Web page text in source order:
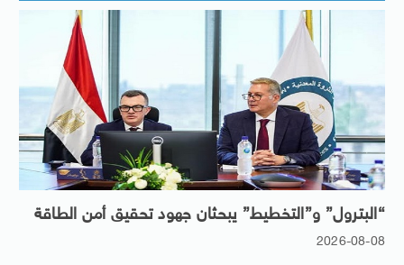
“البترول” و”التخطيط” يبحثان جهود تحقيق أمن الطاقة
2026-08-08